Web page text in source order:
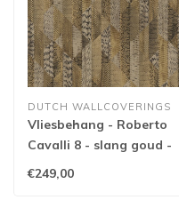
DUTCH WALLCOVERINGS
Vliesbehang - Roberto
Cavalli 8 - slang goud -
19072
€249,00